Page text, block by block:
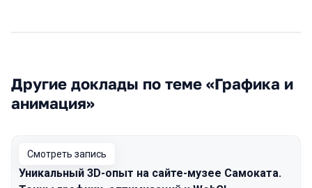
Другие доклады по теме «Графика и
анимация»
Смотреть запись
Уникальный 3D-опыт на сайте-музее Самоката.